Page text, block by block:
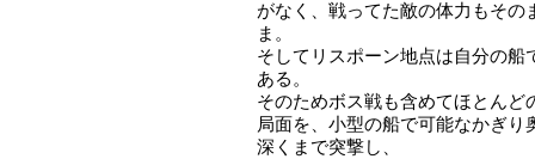
がなく、戦ってた敵の体力もその
ま。
そしてリスポーン地点は自分の船
ある。
そのためボス戦も含めてほとんど
局面を、小型の船で可能なかぎり
深くまで突撃し、